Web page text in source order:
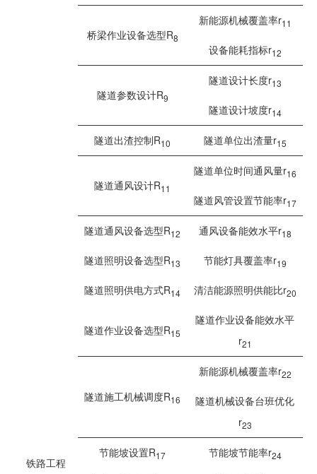
铁路工程
桥梁作业设备选型R8
新能源机械覆盖率r11
设备能耗指标r12
隧道参数设计R9
隧道设计长度r13
隧道设计坡度r14
隧道出渣控制R10 隧道单位出渣量r15
隧道通风设计R11
隧道单位时间通风量r16
隧道风管设置节能率r17
隧道通风设备选型R12 通风设备能效水平r18
隧道照明设备选型R13 节能灯具覆盖率r19
隧道照明供电方式R14 清洁能源照明供能比r20
隧道作业设备选型R15
隧道作业设备能效水平
r21
隧道施工机械调度R16
新能源机械覆盖率r22
隧道机械设备台班优化
r23
节能坡设置R17 节能坡节能率r24